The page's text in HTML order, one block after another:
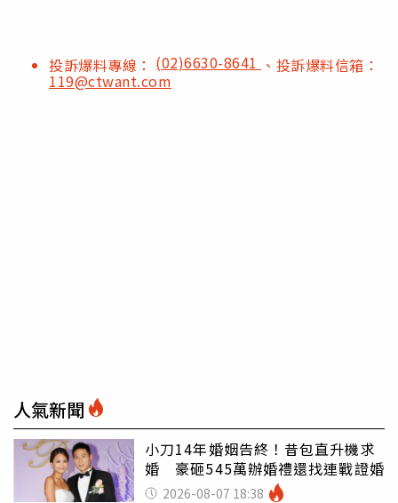
投訴爆料專線： (02)6630-8641 、投訴爆料信箱：
119@ctwant.com
人氣新聞
小刀14年婚姻告終！昔包直升機求
婚 豪砸545萬辦婚禮還找連戰證婚
2026-08-07 18:38